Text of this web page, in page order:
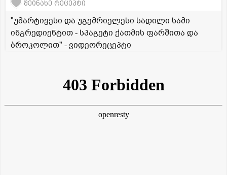
შეინახე რეცეპტი
"უმარტივესი და უგემრიელესი სადილი სამი
ინგრედიენტით - სპაგეტი ქათმის ფარშითა და
ბროკოლით" - ვიდეორეცეპტი